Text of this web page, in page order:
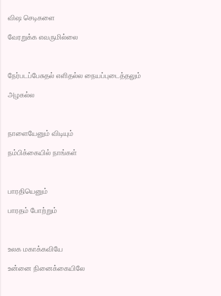
விஷ செடிகளை
வேரறுக்க எவருமில்லை
நேர்படப்பேசுதல் எளிதல்ல நையப்புடைத்தலும்
அழகல்ல
நாளையேனும் விடியும்
நம்பிக்கையில் நாங்கள்
பாரதியெனும்
பாரதம் போற்றும்
உலக மகாக்கவியே
உன்னை நினைக்கையிலே